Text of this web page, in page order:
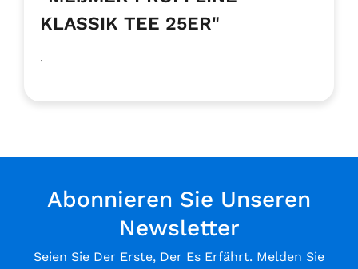
KLASSIK TEE 25ER"
.
Abonnieren Sie Unseren
Newsletter
Seien Sie Der Erste, Der Es Erfährt. Melden Sie